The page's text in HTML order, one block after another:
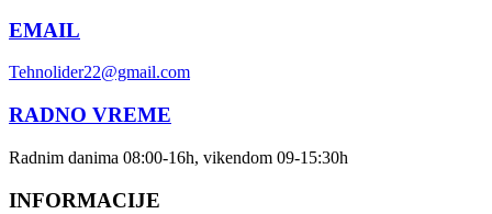
EMAIL
Tehnolider22@gmail.com
RADNO VREME
Radnim danima 08:00-16h, vikendom 09-15:30h
INFORMACIJE